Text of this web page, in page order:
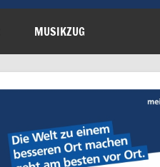
MUSIKZUG